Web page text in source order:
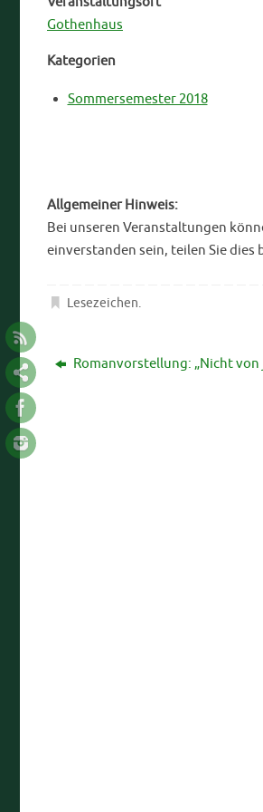
Gothenhaus
Kategorien
Sommersemester 2018
Allgemeiner Hinweis:
Bei unseren Veranstaltungen
einverstanden sein, teilen Sie
Lesezeichen.
Romanvorstellung: „Nicht